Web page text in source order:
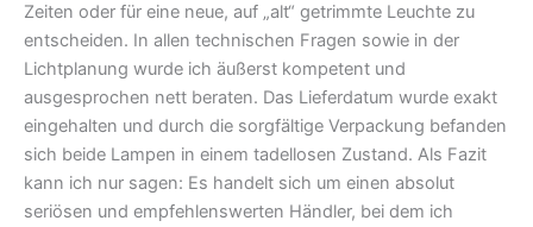
Zeiten oder für eine neue, auf „alt“ getrimmte Leuchte zu
entscheiden. In allen technischen Fragen sowie in der
Lichtplanung wurde ich äußerst kompetent und
ausgesprochen nett beraten. Das Lieferdatum wurde exakt
eingehalten und durch die sorgfältige Verpackung befanden
sich beide Lampen in einem tadellosen Zustand. Als Fazit
kann ich nur sagen: Es handelt sich um einen absolut
seriösen und empfehlenswerten Händler, bei dem ich